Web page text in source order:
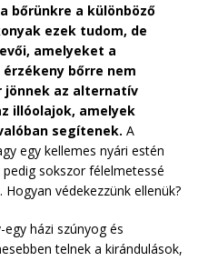
bőrünkre a különböző
ezek tudom, de
amelyeket a
bőrre nem
jönnek az alternatív
illóolajok, amelyek
segítenek. A
egy kellemes nyári estén
sokszor félelmetessé
védekezzünk ellenük?
házi szúnyog és
telnek a kirándulások,